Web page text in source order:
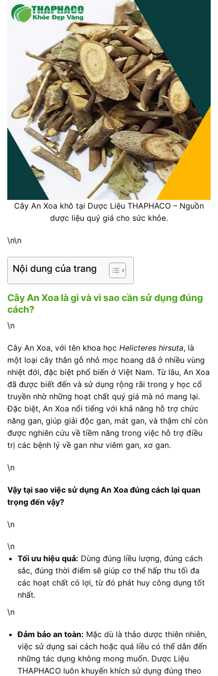
Cây An Xoa khô tại Dược Liệu THAPHACO – Nguồn
dược liệu quý giá cho sức khỏe.
\n\n
Nội dung của trang
Cây An Xoa là gì và vì sao cần sử dụng đúng
cách?
\n
Cây An Xoa, với tên khoa học Helicteres hirsuta, là
một loại cây thân gỗ nhỏ mọc hoang dã ở nhiều vùng
nhiệt đới, đặc biệt phổ biến ở Việt Nam. Từ lâu, An Xoa
đã được biết đến và sử dụng rộng rãi trong y học cổ
truyền nhờ những hoạt chất quý giá mà nó mang lại.
Đặc biệt, An Xoa nổi tiếng với khả năng hỗ trợ chức
năng gan, giúp giải độc gan, mát gan, và thậm chí còn
được nghiên cứu về tiềm năng trong việc hỗ trợ điều
trị các bệnh lý về gan như viêm gan, xơ gan.
\n
Vậy tại sao việc sử dụng An Xoa đúng cách lại quan
trọng đến vậy?
\n
\n
Tối ưu hiệu quả: Dùng đúng liều lượng, đúng cách
sắc, đúng thời điểm sẽ giúp cơ thể hấp thu tối đa
các hoạt chất có lợi, từ đó phát huy công dụng tốt
nhất.
\n
Đảm bảo an toàn: Mặc dù là thảo dược thiên nhiên,
việc sử dụng sai cách hoặc quá liều có thể dẫn đến
những tác dụng không mong muốn. Dược Liệu
THAPHACO luôn khuyến khích sử dụng đúng theo